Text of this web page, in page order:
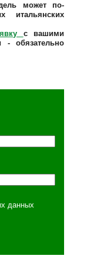
может по-
итальянских
с вашими
- обязательно
данных